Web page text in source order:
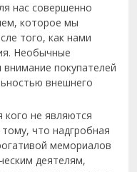
нас совершенно
которое мы
того, как нами
Необычные
внимание покупателей
внешнего
кого не являются
что надгробная
мемориалов
деятелям,